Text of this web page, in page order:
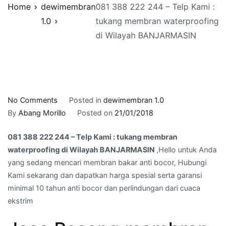
Home
dewimembran
1.0
081 388 222 244 – Telp Kami :
tukang membran waterproofing
di Wilayah BANJARMASIN
No Comments
081
222
244
–
Telp
Kami
Posted in dewimembran 1.0
By Abang Morillo Posted on 21/01/2018
081 388 222 244 – Telp Kami : tukang membran
waterproofing di Wilayah BANJARMASIN ,Hello untuk Anda
yang sedang mencari membran bakar anti bocor, Hubungi
Kami sekarang dan dapatkan harga spesial serta garansi
minimal 10 tahun anti bocor dan perlindungan dari cuaca
ekstrim